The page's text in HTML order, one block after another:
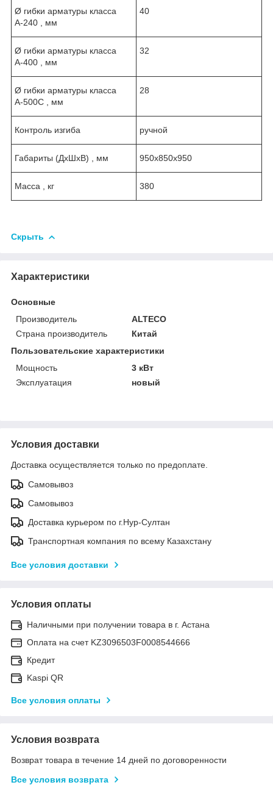
Ø гибки арматуры класса
А-240 , мм
40
Ø гибки арматуры класса
А-400 , мм
32
Ø гибки арматуры класса
А-500С , мм
28
Контроль изгиба ручной
Габариты (ДxШxВ) , мм 950x850x950
Масса , кг 380
Скрыть
Характеристики
Основные
Производитель
ALTECO
Страна производитель
Китай
Пользовательские характеристики
Мощность
3 кВт
Эксплуатация
новый
Условия доставки
Доставка осуществляется только по предоплате.
Самовывоз
Самовывоз
Доставка курьером по г.Нур-Султан
Транспортная компания по всему Казахстану
Все условия доставки
Условия оплаты
Наличными при получении товара в г. Астана
Оплата на счет KZ3096503F0008544666
Кредит
Kaspi QR
Все условия оплаты
Условия возврата
Возврат товара в течение 14 дней по договоренности
Все условия возврата